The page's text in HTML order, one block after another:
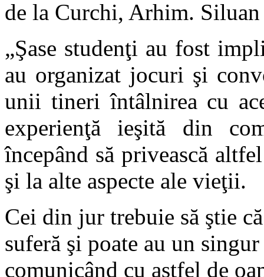
de la Curchi, Arhim.
„Şase studenţi au fost
au organizat jocuri şi
unii tineri întâlnirea cu
experienţă ieşită din
începând să privească
şi la alte aspecte ale vieţii.
Cei din jur trebuie să ştie
suferă şi poate au un
comunicând cu astfel de